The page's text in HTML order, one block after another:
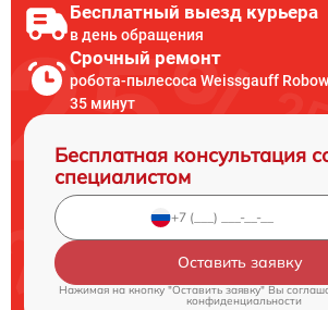
Бесплатный выезд курьера
в день обращения
Срочный ремонт
робота-пылесоса Weissgauff
35 минут
Бесплатная консультация
специалистом
Оставить заявку
Нажимая на кнопку "Оставить заявку" Вы
конфиденциальности